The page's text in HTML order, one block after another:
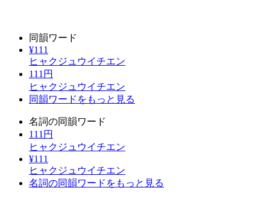
同韻ワード
¥111
ヒャクジュウイチエン
111円
ヒャクジュウイチエン
同韻ワードをもっと見る
名詞の同韻ワード
111円
ヒャクジュウイチエン
¥111
ヒャクジュウイチエン
名詞の同韻ワードをもっと見る